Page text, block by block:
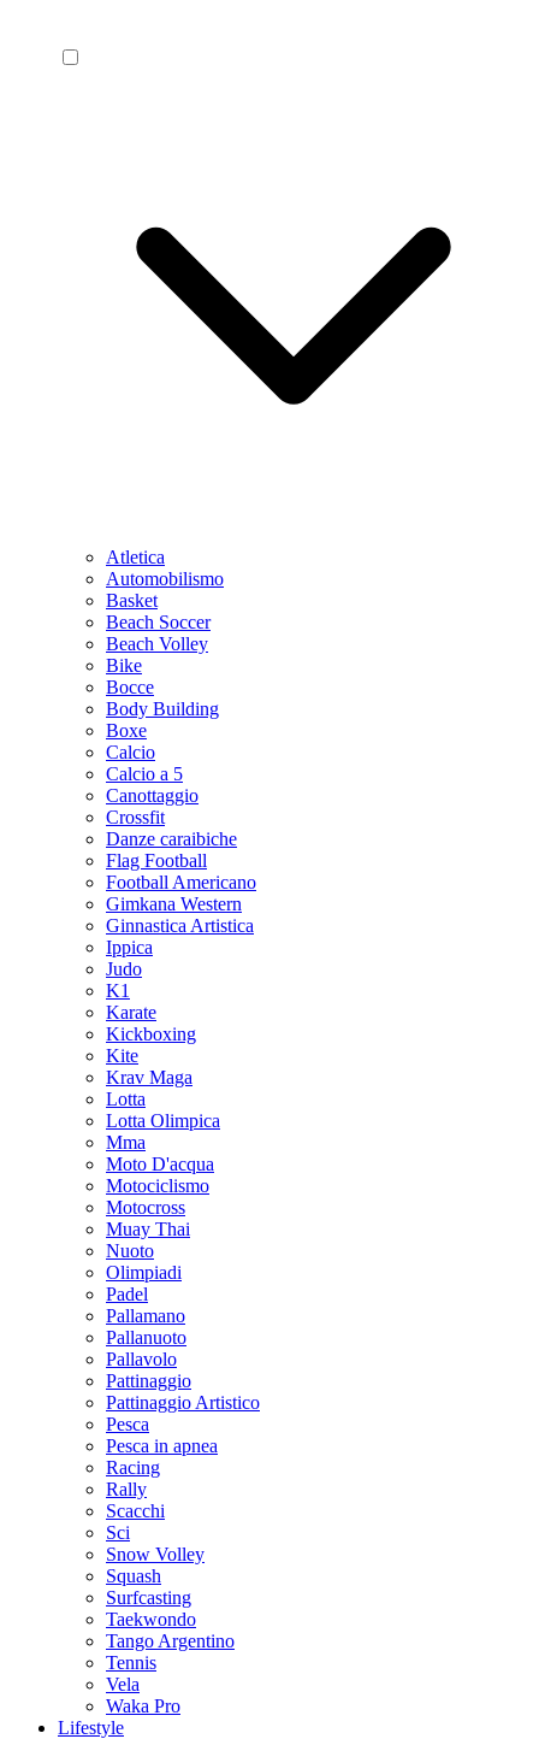
Atletica
Automobilismo
Basket
Beach Soccer
Beach Volley
Bike
Bocce
Body Building
Boxe
Calcio
Calcio a 5
Canottaggio
Crossfit
Danze caraibiche
Flag Football
Football Americano
Gimkana Western
Ginnastica Artistica
Ippica
Judo
K1
Karate
Kickboxing
Kite
Krav Maga
Lotta
Lotta Olimpica
Mma
Moto D'acqua
Motociclismo
Motocross
Muay Thai
Nuoto
Olimpiadi
Padel
Pallamano
Pallanuoto
Pallavolo
Pattinaggio
Pattinaggio Artistico
Pesca
Pesca in apnea
Racing
Rally
Scacchi
Sci
Snow Volley
Squash
Surfcasting
Taekwondo
Tango Argentino
Tennis
Vela
Waka Pro
Lifestyle